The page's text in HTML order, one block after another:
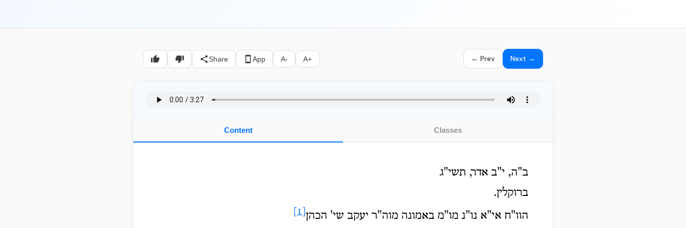
Share App A- A+ ← Prev Next →
Content Classes
ב"ה, י"ב אדר, תשי"ג
ברוקלין.
הוו"ח אי"א נו"נ מו"מ באמונה מוה"ר יעקב שי' הכהן